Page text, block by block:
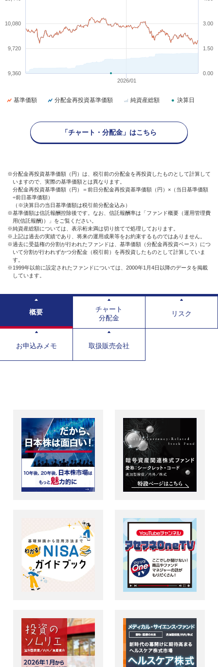
2026/01
9,360
9,720
10,080
0.00
1.50
3.00
基準価額 分配金再投資基準価額 純資産総額 決算日
「チャート・分配金」はこちら
※分配金再投資基準価額（円）は、税引前の分配金を再投資したものとして計算して
いますので、実際の基準価額とは異なります。
分配金再投資基準価額（円）＝前日分配金再投資基準価額（円）×（当日基準価額
÷前日基準価額）
（※決算日の当日基準価額は税引前分配金込み）
※基準価額は信託報酬控除後です。なお、信託報酬率は「ファンド概要（運用管理費
用(信託報酬)）」をご覧ください。
※純資産総額については、表示桁未満は切り捨てで処理しております。
※上記は過去の実績であり、将来の運用成果等をお約束するものではありません。
※過去に受益権の分割が行われたファンドは、基準価額（分配金再投資ベース）につ
いて分割が行われずかつ分配金（税引前）を再投資したものとして計算していま
す。
※1999年以前に設定されたファンドについては、2000年1月4日以降のデータを掲載
しています。
概要
チャート
分配金
リスク
お申込みメモ 取扱販売会社